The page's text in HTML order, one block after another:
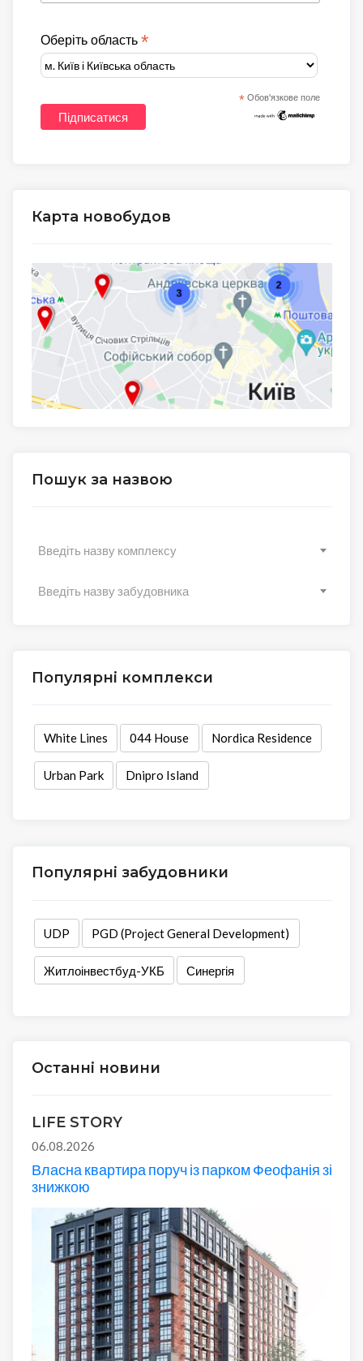
Оберіть область *
* Обов'язкове поле
Карта новобудов
Пошук за назвою
Введіть назву комплексу
Введіть назву забудовника
Популярні комплекси
White Lines 044 House Nordica Residence
Urban Park Dnipro Island
Популярні забудовники
UDP PGD (Project General Development)
Житлоінвестбуд-УКБ Синергія
Останні новини
LIFE STORY
06.08.2026
Власна квартира поруч із парком Феофанія зі
знижкою